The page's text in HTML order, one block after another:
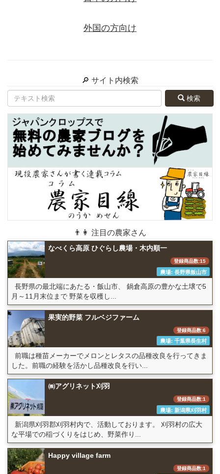
外国の方向け
🔎 サイト内検索
検索
👨👩 注目の農家さん
なべくら高原 ひぐらし農場・木内順一
登録商品数:15
農場: 長野県飯山市
長野県の最北端にあたる・飯山市、 鍋倉高原の豊かな土壌で5
月～11月末位まで 野菜を収穫し...
果実的野菜 フルベジファーム
登録商品数:6
農場: 千葉県長生村
前職は種苗メーカーでメロンとレタスの品種改良を行ってきま
した。前職の経験を活かし品種改良を行い...
㈱アグリネット刈羽
登録商品数:1
農場: 新潟県刈羽村
新潟県刈羽郡刈羽村内で、活動しております。 刈羽村の広大
な平場での稲づくりをはじめ、野菜作り...
Happy village farm
登録商品数:1